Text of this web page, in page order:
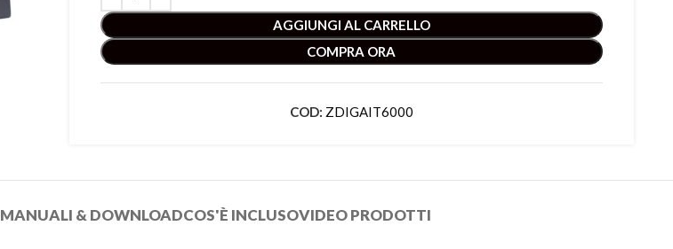
AGGIUNGI AL CARRELLO
COMPRA ORA
COD: ZDIGAIT6000
MANUALI & DOWNLOADCOS'È INCLUSOVIDEO PRODOTTI